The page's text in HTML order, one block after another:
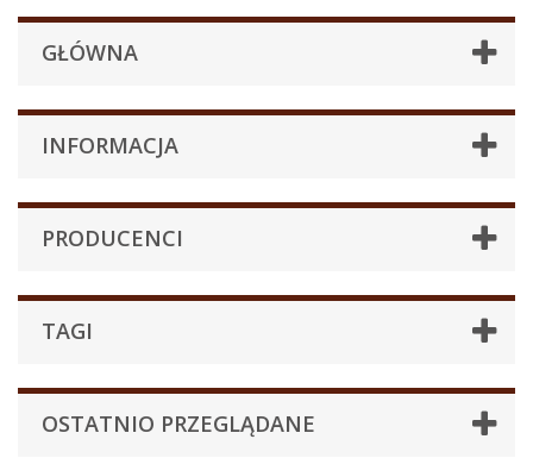
GŁÓWNA
INFORMACJA
PRODUCENCI
TAGI
OSTATNIO PRZEGLĄDANE